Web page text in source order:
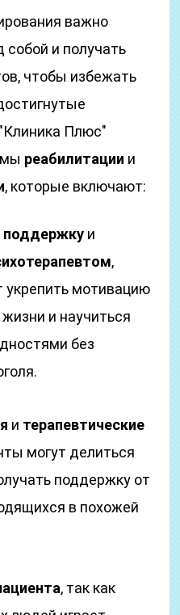
важно
собой и получать
чтобы избежать
Плюс"
реабилитации и
, которые включают:
поддержку и
,
укрепить мотивацию
и научиться
без
и терапевтические
могут делиться
поддержку от
в похожей
, так как